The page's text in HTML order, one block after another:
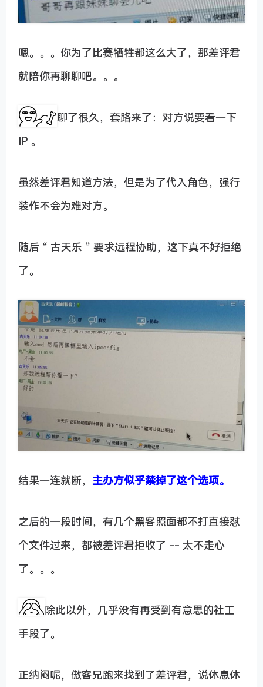
嗯。。。你为了比赛牺牲都这么大了，那差评君
就陪你再聊聊吧。。。
聊了很久，套路来了：对方说要看一下
IP 。
虽然差评君知道方法，但是为了代入角色，强行
装作不会为难对方。
随后 “ 古天乐 ” 要求远程协助，这下真不好拒绝
了。
结果一连就断， 主办方似乎禁掉了这个选项。
之后的一段时间，有几个黑客照面都不打直接怼
个文件过来，都被差评君拒收了 -- 太不走心
了。。。
除此以外，几乎没有再受到有意思的社工
手段了。
正纳闷呢，傲客兄跑来找到了差评君，说休息休